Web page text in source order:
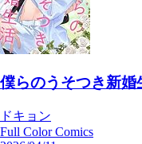
僕らのうそつき新婚
ドキョン
Full Color Comics